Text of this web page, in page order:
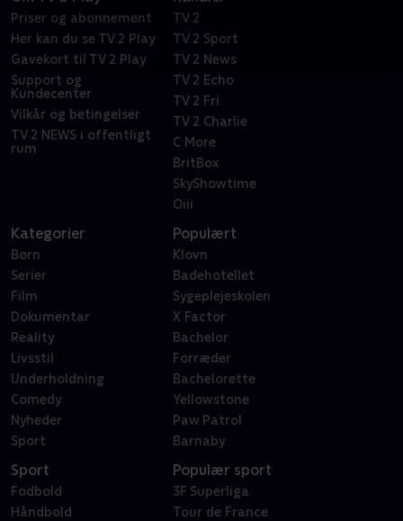
Priser og abonnement
Her kan du se TV 2 Play
Gavekort til TV 2 Play
Support og
Kundecenter
Vilkår og betingelser
TV 2 NEWS i offentligt
rum
TV 2
TV 2 Sport
TV 2 News
TV 2 Echo
TV 2 Fri
TV 2 Charlie
C More
BritBox
SkyShowtime
Oiii
Kategorier
Børn
Serier
Film
Dokumentar
Reality
Livsstil
Underholdning
Comedy
Nyheder
Sport
Populært
Klovn
Badehotellet
Sygeplejeskolen
X Factor
Bachelor
Forræder
Bachelorette
Yellowstone
Paw Patrol
Barnaby
Sport
Fodbold
Håndbold
Populær sport
3F Superliga
Tour de France